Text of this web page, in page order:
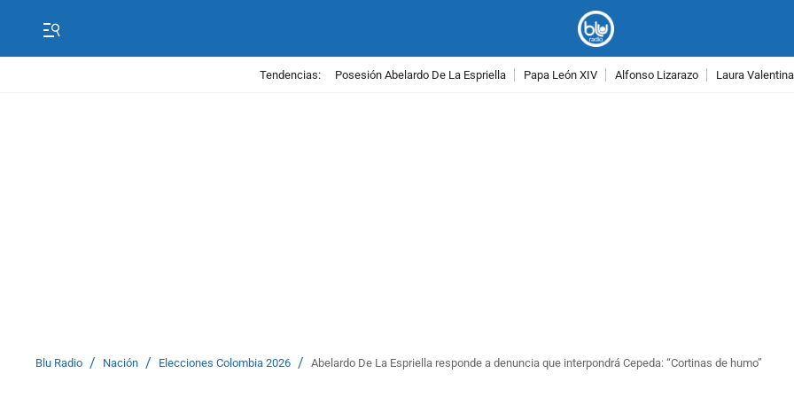
Tendencias: Posesión Abelardo De La Espriella Papa León XIV Alfonso Lizarazo Laura
Blu Radio / Nación / Elecciones Colombia 2026 / Abelardo De La Espriella responde a denuncia que interpondrá Cepeda: “Cortinas de humo”